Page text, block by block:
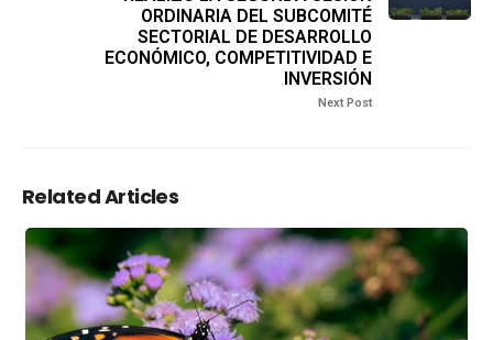
ORDINARIA DEL SUBCOMITÉ
SECTORIAL DE DESARROLLO
ECONÓMICO, COMPETITIVIDAD E
INVERSIÓN
Next Post
Related Articles